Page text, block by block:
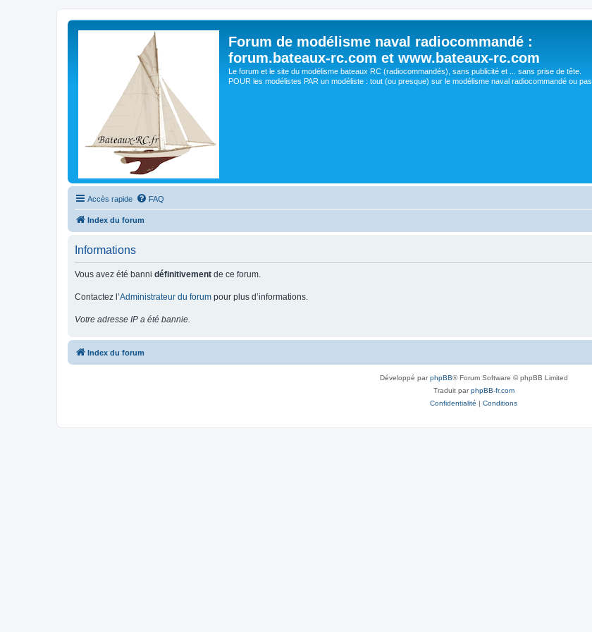
Forum de modélisme naval radiocommandé :
forum.bateaux-rc.com et www.bateaux-rc.com
Le forum et le site du modélisme bateaux RC (radiocommandés), sans publicité et ... sans prise de tête.
POUR les modélistes PAR un modéliste : tout (ou presque) sur le modélisme naval radiocommandé ou pas.
Accès rapide FAQ
Index du forum
Informations
Vous avez été banni définitivement de ce forum.
Contactez l’Administrateur du forum pour plus d’informations.
Votre adresse IP a été bannie.
Index du forum
Développé parphpBB® Forum Software © phpBB Limited
Traduit parphpBB-fr.com
Confidentialité | Conditions